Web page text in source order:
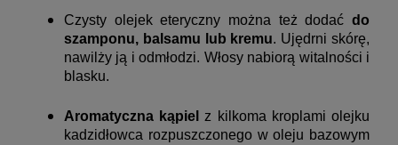
Czysty olejek eteryczny można też dodać do
szamponu, balsamu lub kremu. Ujędrni skórę,
nawilży ją i odmłodzi. Włosy nabiorą witalności i
blasku.
Aromatyczna kąpiel
z kilkoma kroplami olejku
kadzidłowca rozpuszczonego w oleju bazowym